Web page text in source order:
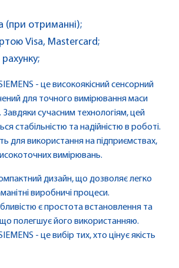
(при отриманні);
Visa, Mastercard;
- це високоякісний сенсорний
для точного вимірювання маси
Завдяки сучасним технологіям, цей
стабільністю та надійністю в роботі.
для використання на підприємствах,
вимірювань.
дизайн, що дозволяє легко
виробничі процеси.
є простота встановлення та
полегшує його використанняю.
- це вибір тих, хто цінує якість